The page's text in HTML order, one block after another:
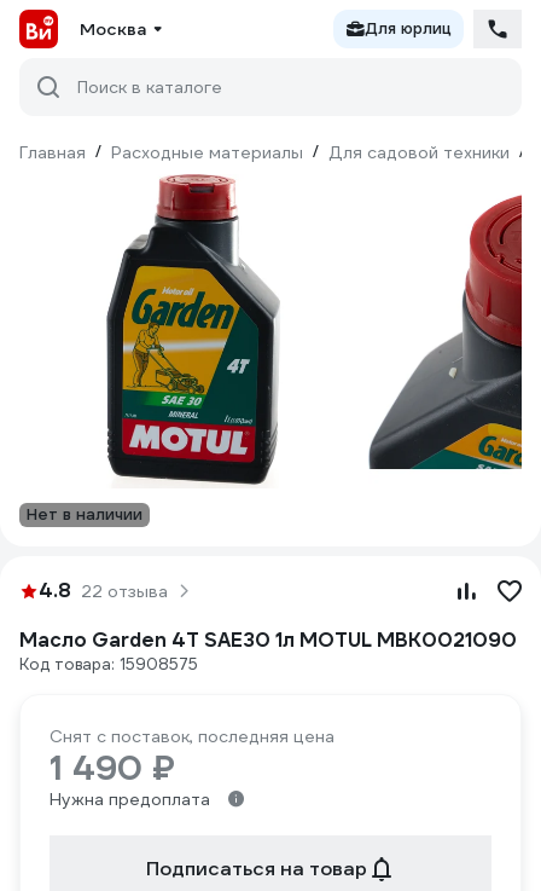
Москва Для юрлиц
Поиск в каталоге
Главная / Расходные материалы / Для садовой техники /
Нет в наличии
4.8 22 отзыва
Масло Garden 4T SAE30 1л MOTUL MBK0021090
Код товара: 15908575
Снят с поставок, последняя цена
1 490 ₽
Нужна предоплата
Подписаться на товар